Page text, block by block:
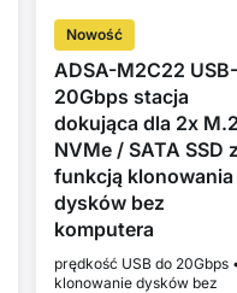
Nowość
ADSA-M2C22
20Gbps stacja
dokująca dla 2x M.2
NVMe / SATA SSD z
funkcją klonowania
dysków bez
komputera
prędkość USB do 20Gbps
klonowanie dysków bez